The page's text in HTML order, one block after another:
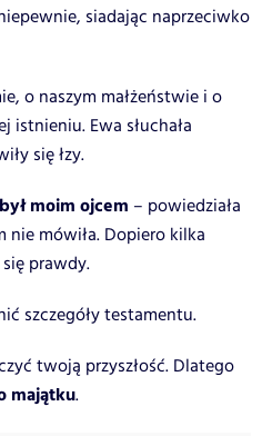
siadając naprzeciwko
o naszym małżeństwie i o
istnieniu. Ewa słuchała
się łzy.
moim ojcem – powiedziała
mówiła. Dopiero kilka
prawdy.
szczegóły testamentu.
twoją przyszłość. Dlatego
majątku.